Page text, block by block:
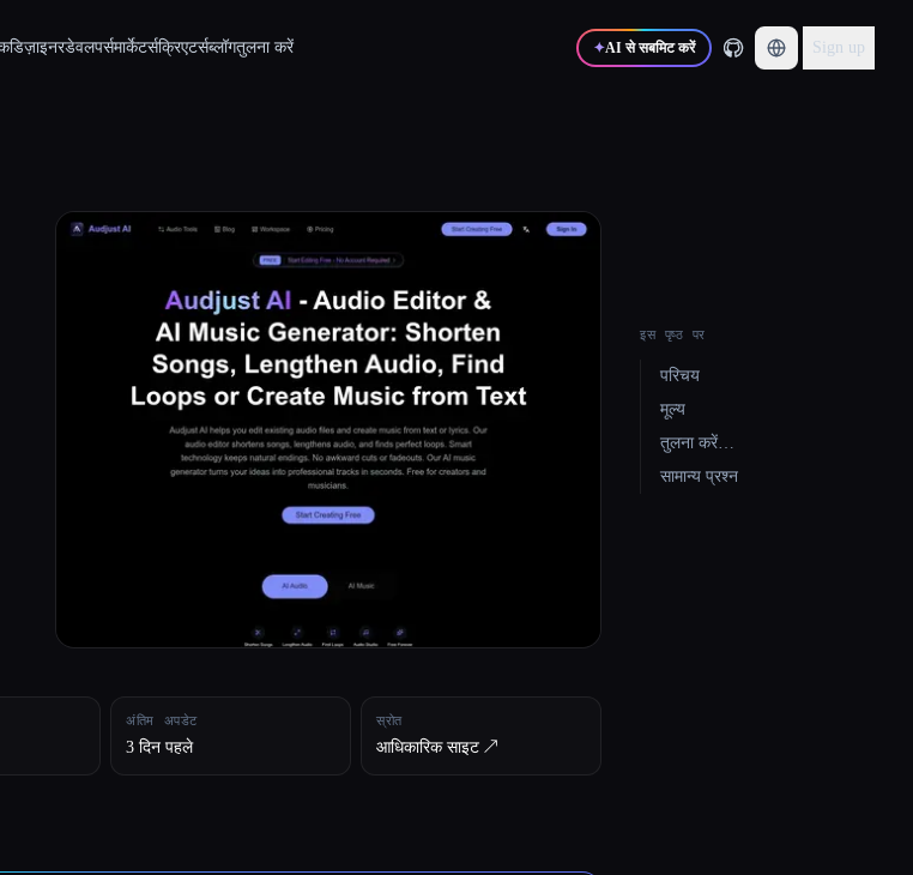
डिज़ाइनरडेवलपर्समार्केटर्सक्रिएटर्सब्लॉगतुलना करें ✦AI से सबमिट करें Sign up
अंतिम अपडेट
3 दिन पहले
स्रोत
आधिकारिक साइट ↗︎
इस पृष्ठ पर
परिचय
मूल्य
तुलना करें…
सामान्य प्रश्न